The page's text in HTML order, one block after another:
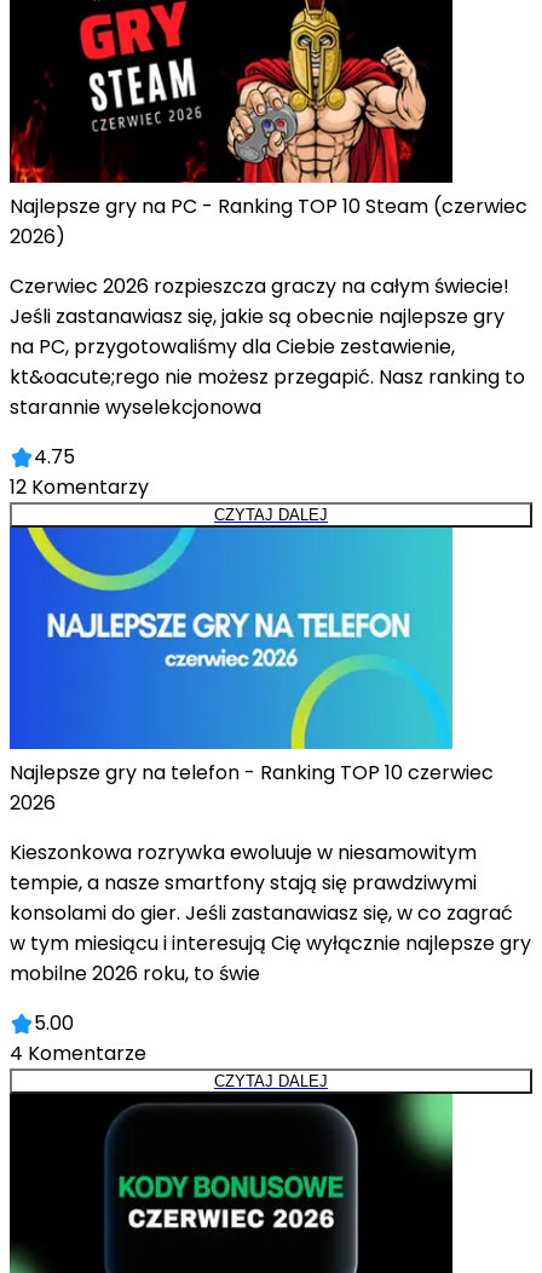
Najlepsze gry na PC - Ranking TOP 10 Steam (czerwiec
2026)
Czerwiec 2026 rozpieszcza graczy na całym świecie!
Jeśli zastanawiasz się, jakie są obecnie najlepsze gry
na PC, przygotowaliśmy dla Ciebie zestawienie,
kt&oacute;rego nie możesz przegapić. Nasz ranking to
starannie wyselekcjonowa
4.75
12 Komentarzy
CZYTAJ DALEJ
Najlepsze gry na telefon - Ranking TOP 10 czerwiec
2026
Kieszonkowa rozrywka ewoluuje w niesamowitym
tempie, a nasze smartfony stają się prawdziwymi
konsolami do gier. Jeśli zastanawiasz się, w co zagrać
w tym miesiącu i interesują Cię wyłącznie najlepsze gry
mobilne 2026 roku, to świe
5.00
4 Komentarze
CZYTAJ DALEJ